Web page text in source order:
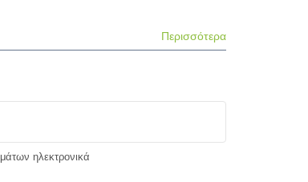
Περισσότερα
ηλεκτρονικά